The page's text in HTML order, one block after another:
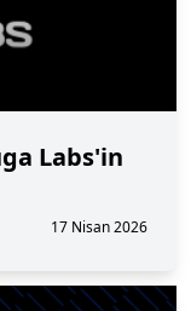
Labs'in
17 Nisan 2026